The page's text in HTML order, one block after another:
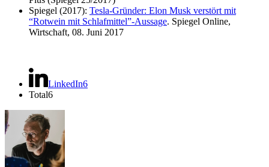
Spiegel (2017): Tesla-Gründer: Elon Musk verstört mit
“Rotwein mit Schlafmittel”-Aussage. Spiegel Online,
Wirtschaft, 08. Juni 2017
LinkedIn6
Total6